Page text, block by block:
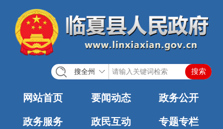
搜全州
网站首页 要闻动态 政务公开
政务服务 政民互动 专题专栏